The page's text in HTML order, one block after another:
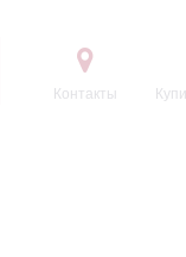
Контакты